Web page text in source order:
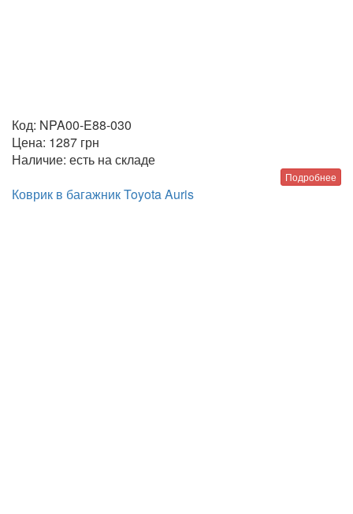
Код: NPA00-E88-030
Цена: 1287 грн
Наличие: есть на складе
Подробнее
Коврик в багажник Toyota Auris